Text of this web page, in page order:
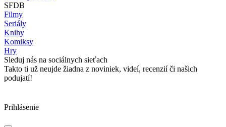
SFDB
Filmy
Seriály
Knihy
Komiksy
Hry
Sleduj nás na sociálnych sieťach
Takto ti už neujde žiadna z noviniek, videí, recenzií či našich
podujatí!
Prihlásenie